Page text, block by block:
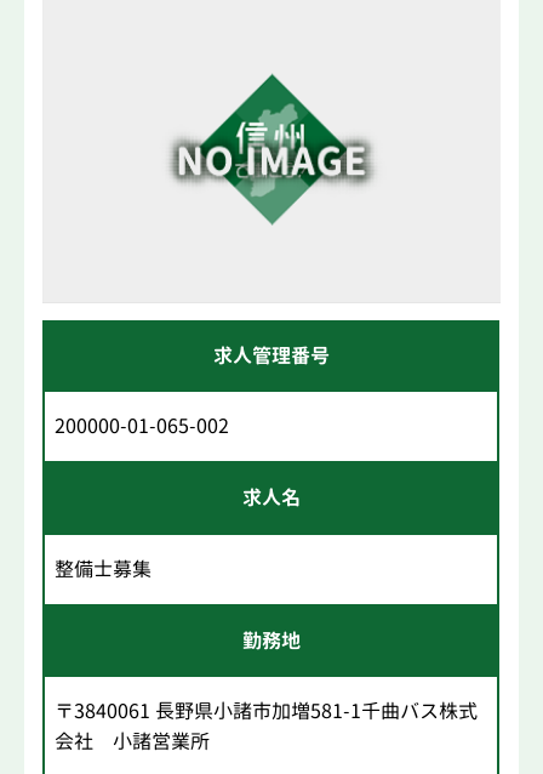
求人管理番号
200000-01-065-002
求人名
整備士募集
勤務地
〒3840061 長野県小諸市加増581-1千曲バス株式
会社 小諸営業所